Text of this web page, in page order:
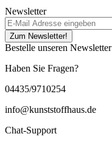
Newsletter
Zum Newsletter!
Bestelle unseren
Haben Sie Fragen?
04435/9710254
info@kunststoffhaus.de
Chat-Support